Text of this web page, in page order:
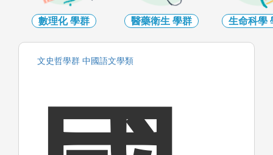
數理化學群 醫藥衛生 學群 生命科學
文史哲學群 中國語文學類